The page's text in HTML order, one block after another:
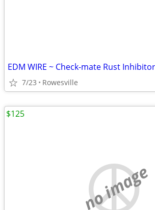
EDM WIRE ~ Check-mate Rust
7/23 Rowesville
no image
$125